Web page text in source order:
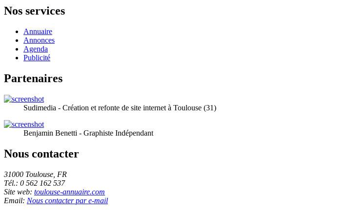
Nos services
Annuaire
Annonces
Agenda
Publicité
Partenaires
Sudimedia - Création et refonte de site internet à Toulouse (31)
Benjamin Benetti - Graphiste Indépendant
Nous contacter
31000 Toulouse, FR
Tél.: 0 562 162 537
Site web: toulouse-annuaire.com
Email: Nous contacter par e-mail